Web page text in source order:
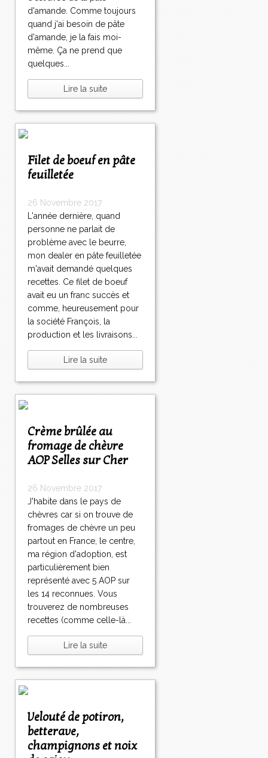
d'amande. Comme toujours
quand j'ai besoin de pâte
d'amande, je la fais moi-
même. Ça ne prend que
quelques...
Lire la suite
Filet de boeuf en pâte
feuilletée
26 Novembre 2017
L'année dernière, quand
personne ne parlait de
problème avec le beurre,
mon dealer en pâte feuilletée
m'avait demandé quelques
recettes. Ce filet de boeuf
avait eu un franc succès et
comme, heureusement pour
la société François, la
production et les livraisons...
Lire la suite
Crème brûlée au
fromage de chèvre
AOP Selles sur Cher
26 Novembre 2017
J'habite dans le pays de
chèvres car si on trouve de
fromages de chèvre un peu
partout en France, le centre,
ma région d'adoption, est
particulièrement bien
représenté avec 5 AOP sur
les 14 reconnues. Vous
trouverez de nombreuses
recettes (comme celle-là...
Lire la suite
Velouté de potiron,
betterave,
champignons et noix